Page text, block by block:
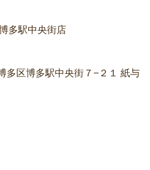
多駅中央街店
多区博多駅中央街７−２１ 紙与